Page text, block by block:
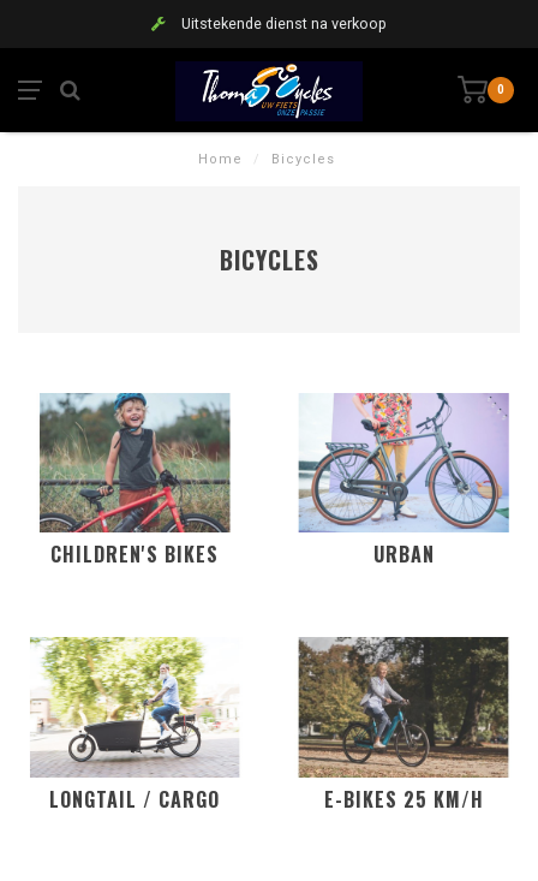
Uitstekende dienst na verkoop
0
Home / Bicycles
BICYCLES
CHILDREN'S BIKES URBAN
LONGTAIL / CARGO E-BIKES 25 KM/H